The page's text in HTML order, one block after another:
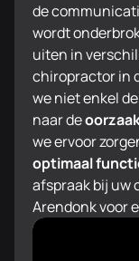
de
wordt
uiten in
chiropractor in
we niet enkel
naar de
we ervoor
optimaal
afspraak bij uw
Arendonk voor